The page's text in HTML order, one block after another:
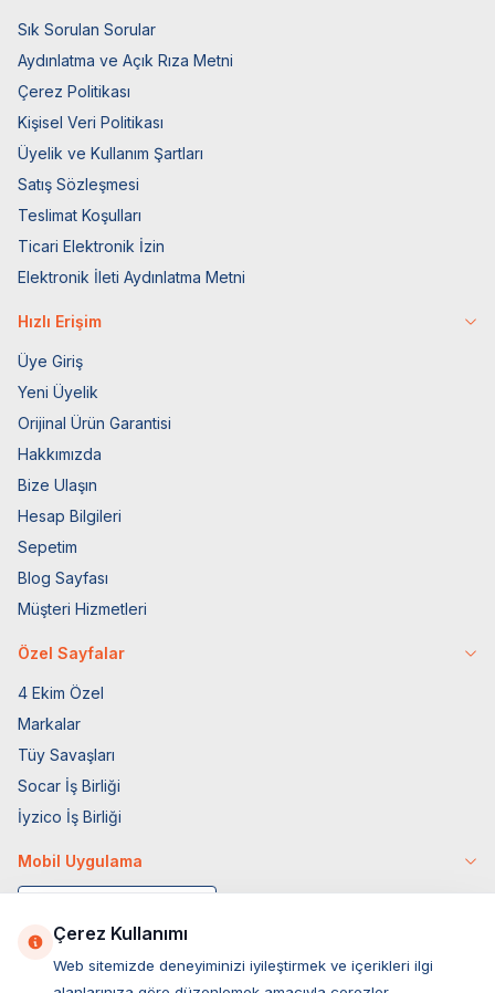
Sık Sorulan Sorular
Aydınlatma ve Açık Rıza Metni
Çerez Politikası
Kişisel Veri Politikası
Üyelik ve Kullanım Şartları
Satış Sözleşmesi
Teslimat Koşulları
Ticari Elektronik İzin
Elektronik İleti Aydınlatma Metni
Hızlı Erişim
Üye Giriş
Yeni Üyelik
Orijinal Ürün Garantisi
Hakkımızda
Bize Ulaşın
Hesap Bilgileri
Sepetim
Blog Sayfası
Müşteri Hizmetleri
Özel Sayfalar
4 Ekim Özel
Markalar
Tüy Savaşları
Socar İş Birliği
İyzico İş Birliği
Mobil Uygulama
Çerez Kullanımı
Web sitemizde deneyiminizi iyileştirmek ve içerikleri ilgi